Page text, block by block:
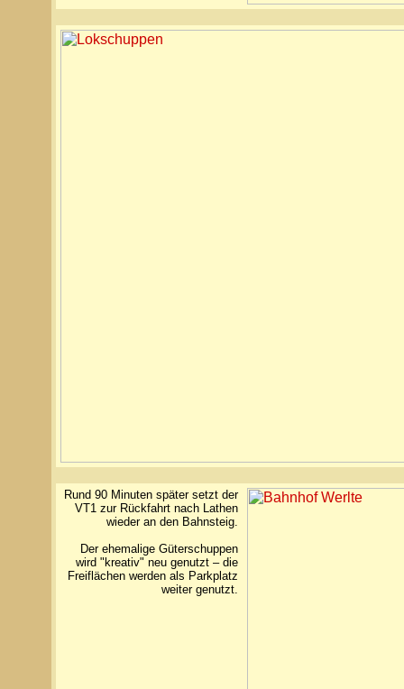
Rund 90 Minuten später setzt der
VT1 zur Rückfahrt nach Lathen
wieder an den Bahnsteig.
Der ehemalige Güterschuppen
wird "kreativ" neu genutzt – die
Freiflächen werden als Parkplatz
weiter genutzt.